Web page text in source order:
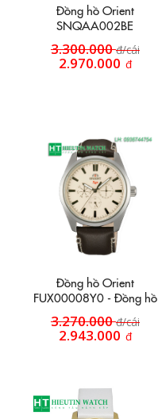
Đồng hồ Orient
SNQAA002BE
3.300.000đ/cái
2.970.000 đ
Đồng hồ Orient
FUX00008Y0 - Đồng hồ
dây da HT20
3.270.000đ/cái
2.943.000 đ